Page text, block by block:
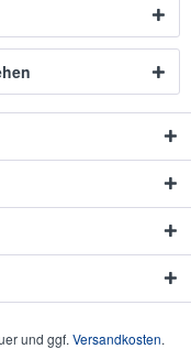
und ggf. Versandkosten.